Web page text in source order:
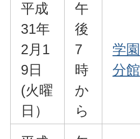
平成
31年
2月1
9日
(火曜
日）
午
後
7
時
か
ら
学園
分館